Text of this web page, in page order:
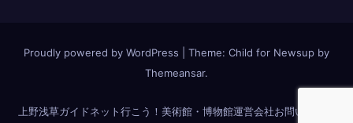
Proudly powered by WordPress Theme: Child for Newsup by
Themeansar.
上野浅草ガイドネット行こう！美術館・博物館運営会社お問い合わせ